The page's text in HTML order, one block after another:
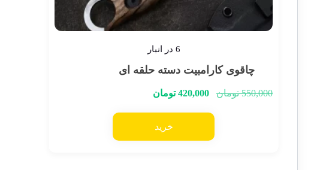
6 در انبار
چاقوی کارامبیت دسته حلقه ای
550,000 تومان 420,000 تومان
خرید